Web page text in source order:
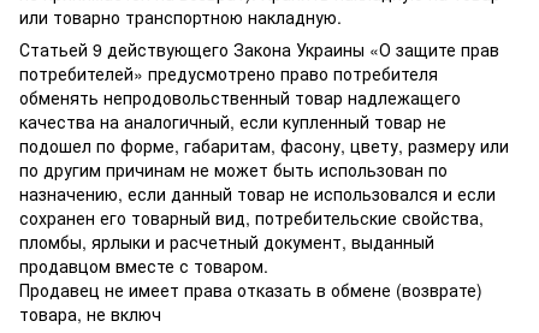
или товарно транспортною накладную.
Статьей 9 действующего Закона Украины «О защите прав
потребителей» предусмотрено право потребителя
обменять непродовольственный товар надлежащего
качества на аналогичный, если купленный товар не
подошел по форме, габаритам, фасону, цвету, размеру или
по другим причинам не может быть использован по
назначению, если данный товар не использовался и если
сохранен его товарный вид, потребительские свойства,
пломбы, ярлыки и расчетный документ, выданный
продавцом вместе с товаром.
Продавец не имеет права отказать в обмене (возврате)
товара, не включ